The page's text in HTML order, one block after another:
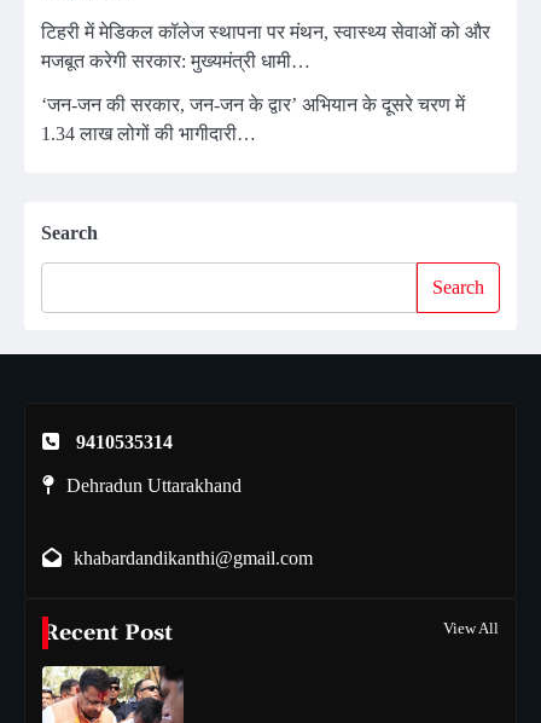
टिहरी में मेडिकल कॉलेज स्थापना पर मंथन, स्वास्थ्य सेवाओं को और
मजबूत करेगी सरकार: मुख्यमंत्री धामी…
‘जन-जन की सरकार, जन-जन के द्वार’ अभियान के दूसरे चरण में
1.34 लाख लोगों की भागीदारी…
Search
Search
9410535314
Dehradun Uttarakhand
khabardandikanthi@gmail.com
Recent Post View All